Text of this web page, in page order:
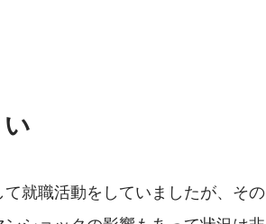
就職活動をしていましたが、その